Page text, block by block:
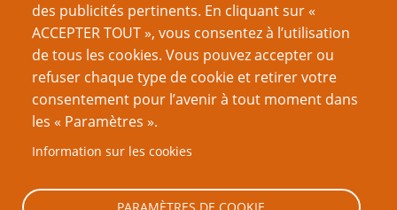
Le 7ème Rempart(17 e)
Ce jeu explore les thèmes de
survie, de pouvoir et de sacrifice
dans un monde à la dérive ou la
d’égale que l’enfermement des
Le système se veut
des publicités pertinents. En cliquant sur «
ACCEPTER TOUT », vous consentez à l’utilisation
de tous les cookies. Vous pouvez accepter ou
refuser chaque type de cookie et retirer votre
consentement pour l’avenir à tout moment dans
les « Paramètres ».
Information sur les cookies